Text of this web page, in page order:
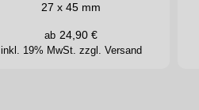
27 x 45 mm
inkl. 19% MwSt. zzgl. Versand
ab 24,90 €